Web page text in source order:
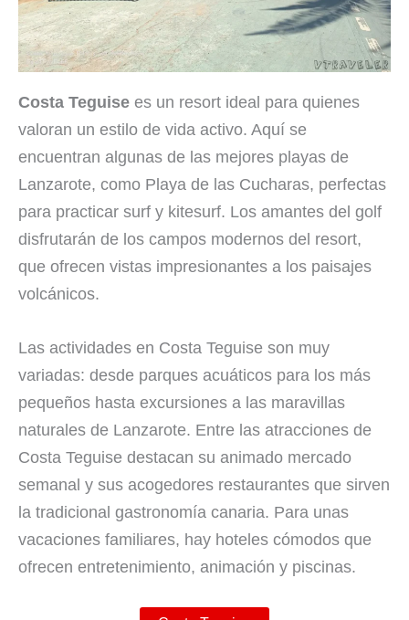
Costa Teguise es un resort ideal para quienes
valoran un estilo de vida activo. Aquí se
encuentran algunas de las mejores playas de
Lanzarote, como Playa de las Cucharas, perfectas
para practicar surf y kitesurf. Los amantes del golf
disfrutarán de los campos modernos del resort,
que ofrecen vistas impresionantes a los paisajes
volcánicos.
Las actividades en Costa Teguise son muy
variadas: desde parques acuáticos para los más
pequeños hasta excursiones a las maravillas
naturales de Lanzarote. Entre las atracciones de
Costa Teguise destacan su animado mercado
semanal y sus acogedores restaurantes que sirven
la tradicional gastronomía canaria. Para unas
vacaciones familiares, hay hoteles cómodos que
ofrecen entretenimiento, animación y piscinas.